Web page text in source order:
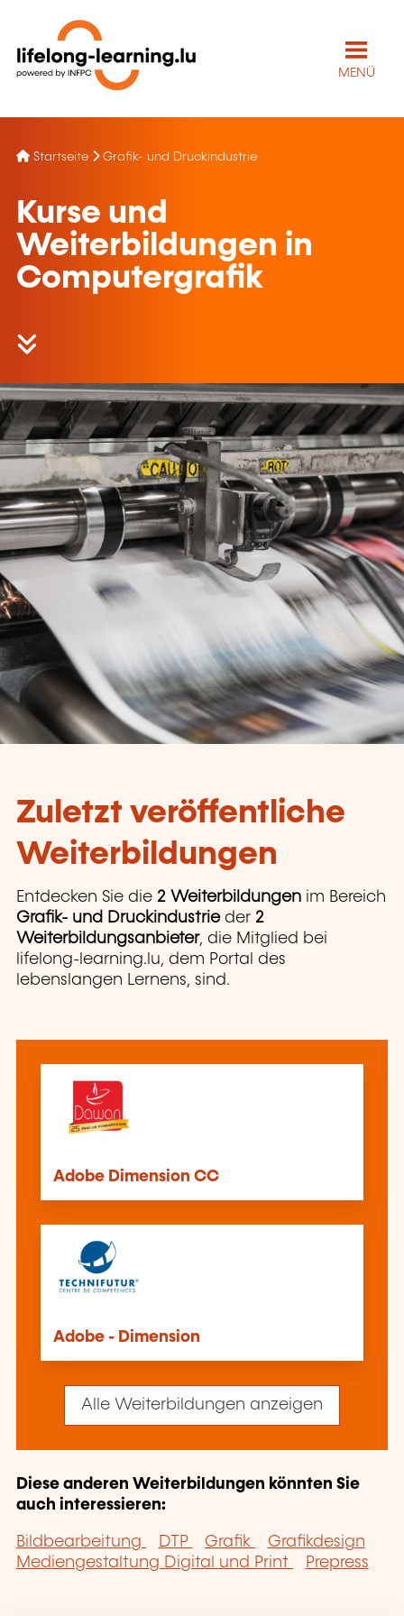
MENÜ
Startseite Grafik- und Druckindustrie
Kurse und
Weiterbildungen in
Computergrafik
Zuletzt veröffentliche
Weiterbildungen
Entdecken Sie die 2 Weiterbildungen im Bereich
Grafik- und Druckindustrieder 2
Weiterbildungsanbieter, die Mitglied bei
lifelong-learning.lu, dem Portal des
lebenslangen Lernens, sind.
Adobe Dimension CC
Adobe - Dimension
Alle Weiterbildungen anzeigen
Diese anderen Weiterbildungen könnten Sie
auch interessieren:
Bildbearbeitung DTP Grafik
Grafikdesign
Mediengestaltung Digital und Print
Prepress